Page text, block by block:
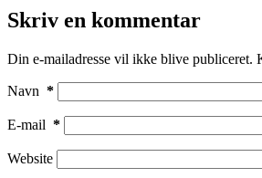
Skriv en kommentar
Din e-mailadresse vil ikke blive publiceret.
Navn *
E-mail *
Website